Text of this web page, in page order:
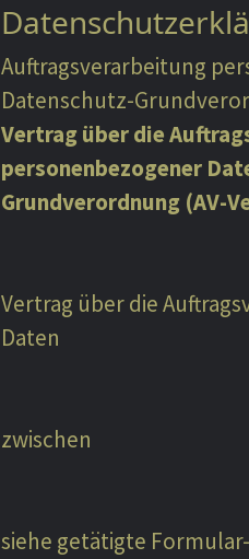
Auftragsverarbeitung
Datenschutz-
Vertrag über die
personenbezogener
Grundverordnung (AV-
Vertrag über die
Daten
zwischen
siehe getätigte